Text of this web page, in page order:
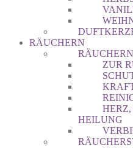
RÄUCHERN
ZUR
HEILUNG